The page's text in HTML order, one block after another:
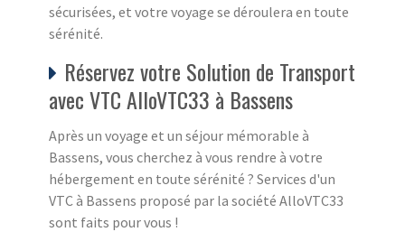
sécurisées, et votre voyage se déroulera en toute
sérénité.
Réservez votre Solution de Transport
avec VTC AlloVTC33 à Bassens
Après un voyage et un séjour mémorable à
Bassens, vous cherchez à vous rendre à votre
hébergement en toute sérénité ? Services d'un
VTC à Bassens proposé par la société AlloVTC33
sont faits pour vous !